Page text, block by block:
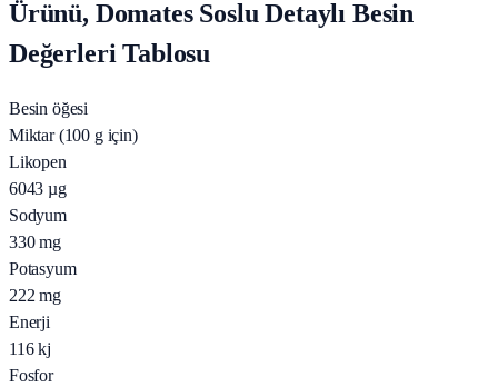
Ürünü, Domates Soslu Detaylı Besin
Değerleri Tablosu
Besin öğesi
Miktar (100 g için)
Likopen
6043 µg
Sodyum
330 mg
Potasyum
222 mg
Enerji
116 kj
Fosfor